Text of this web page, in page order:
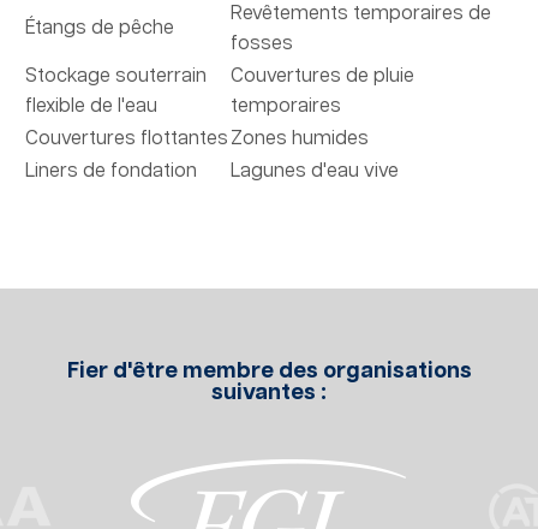
Étangs de pêche
Revêtements temporaires de
fosses
Stockage souterrain
flexible de l'eau
Couvertures de pluie
temporaires
Couvertures flottantes Zones humides
Liners de fondation
Lagunes d'eau vive
Fier d'être membre des organisations
suivantes :